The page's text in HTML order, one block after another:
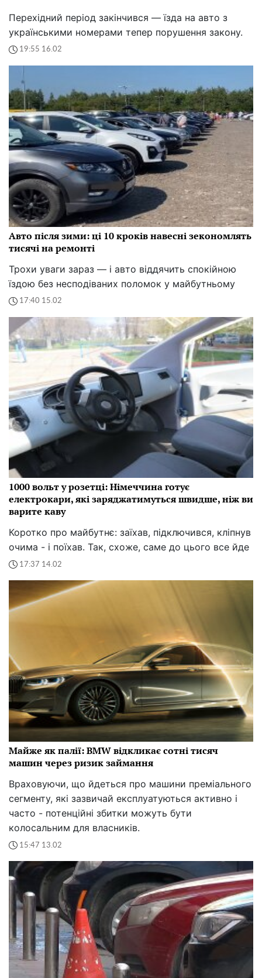
Перехідний період закінчився — їзда на авто з
українськими номерами тепер порушення закону.
19:55 16.02
Авто після зими: ці 10 кроків навесні зекономлять
тисячі на ремонті
Трохи уваги зараз — і авто віддячить спокійною
їздою без несподіваних поломок у майбутньому
17:40 15.02
1000 вольт у розетці: Німеччина готує
електрокари, які заряджатимуться швидше, ніж ви
варите каву
Коротко про майбутнє: заїхав, підключився, кліпнув
очима - і поїхав. Так, схоже, саме до цього все йде
17:37 14.02
Майже як палії: BMW відкликає сотні тисяч
машин через ризик займання
Враховуючи, що йдеться про машини преміального
сегменту, які зазвичай експлуатуються активно і
часто - потенційні збитки можуть бути
колосальним для власників.
15:47 13.02